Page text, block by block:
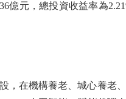
億元，總投資收益率為
在機構養老、城心養老